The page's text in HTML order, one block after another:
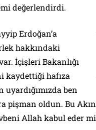
değerlendirdi.
Erdoğan’a
hakkındaki
İçişleri Bakanlığı
kaydettiği hafıza
ben
pişman oldun. Bu Akın
Allah kabul eder mi